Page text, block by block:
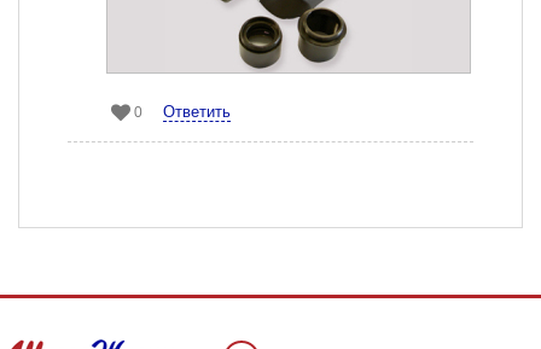
0 Ответить